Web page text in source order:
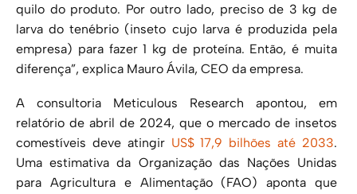
quilo do produto. Por outro lado, preciso de 3 kg de
larva do tenébrio (inseto cujo larva é produzida pela
empresa) para fazer 1 kg de proteína. Então, é muita
diferença”, explica Mauro Ávila, CEO da empresa.
A consultoria Meticulous Research apontou, em
relatório de abril de 2024, que o mercado de insetos
comestíveis deve atingir US$ 17,9 bilhões até 2033.
Uma estimativa da Organização das Nações Unidas
para Agricultura e Alimentação (FAO) aponta que